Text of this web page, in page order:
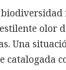
olor
Una
catalogada